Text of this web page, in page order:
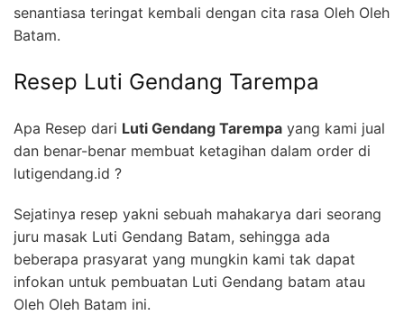
senantiasa teringat kembali dengan cita rasa Oleh Oleh
Batam.
Resep Luti Gendang Tarempa
Apa Resep dari Luti Gendang Tarempa yang kami jual
dan benar-benar membuat ketagihan dalam order di
lutigendang.id ?
Sejatinya resep yakni sebuah mahakarya dari seorang
juru masak Luti Gendang Batam, sehingga ada
beberapa prasyarat yang mungkin kami tak dapat
infokan untuk pembuatan Luti Gendang batam atau
Oleh Oleh Batam ini.